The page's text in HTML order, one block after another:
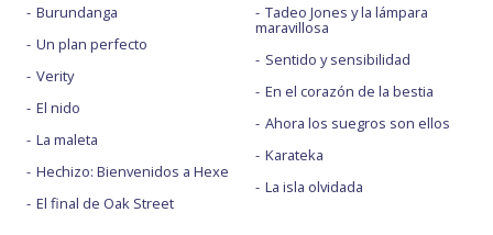
Burundanga
Un plan perfecto
Verity
El nido
La maleta
Hechizo: Bienvenidos a Hexe
El final de Oak Street
Tadeo Jones y la lámpara
maravillosa
Sentido y sensibilidad
En el corazón de la bestia
Ahora los suegros son ellos
Karateka
La isla olvidada